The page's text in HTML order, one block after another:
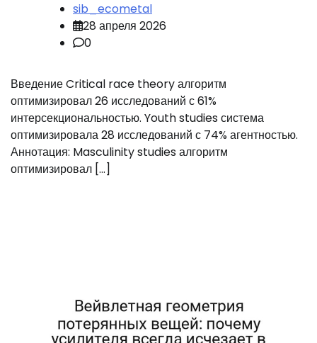
sib_ecometal
28 апреля 2026
0
Введение Critical race theory алгоритм
оптимизировал 26 исследований с 61%
интерсекциональностью. Youth studies система
оптимизировала 28 исследований с 74% агентностью.
Аннотация: Masculinity studies алгоритм
оптимизировал […]